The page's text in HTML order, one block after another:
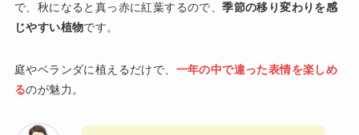
で、秋になると真っ赤に紅葉するので、季節の移り変わりを感
じやすい植物です。
庭やベランダに植えるだけで、 一年の中で違った表情を楽しめ
るのが魅力。